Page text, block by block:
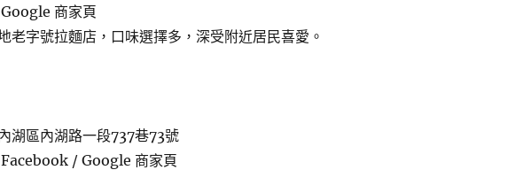
商家頁
老字號拉麵店，口味選擇多，深受附近居民喜愛。
湖區內湖路一段737巷73號
/ Google 商家頁